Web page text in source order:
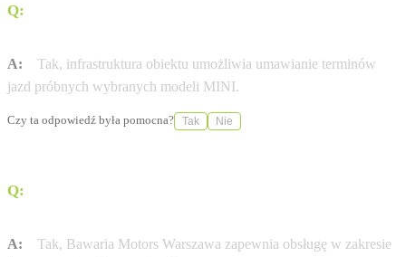
Q:
A:
Tak, infrastruktura obiektu umożliwia umawianie terminów
jazd próbnych wybranych modeli MINI.
Czy ta odpowiedź była pomocna? Tak Nie
Q:
A:
Tak, Bawaria Motors Warszawa zapewnia obsługę w zakresie